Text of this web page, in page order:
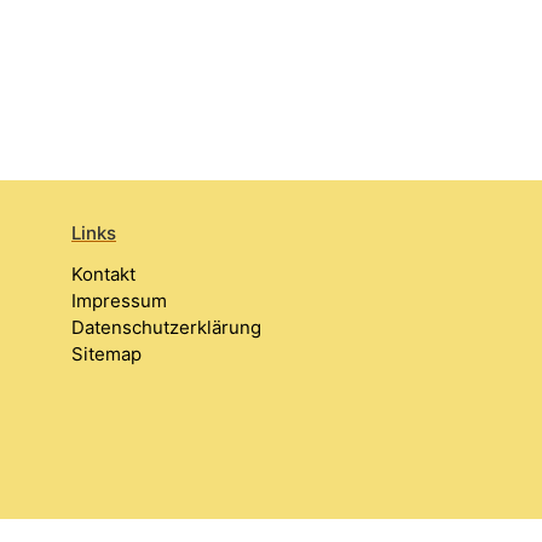
Links
Kontakt
Impressum
Datenschutzerklärung
Sitemap